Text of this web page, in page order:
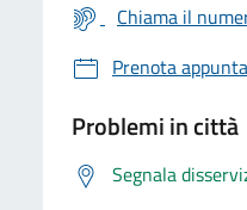
Chiama il
Prenota
Problemi in città
Segnala